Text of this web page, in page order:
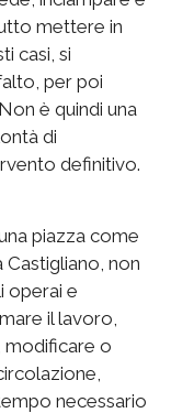
mettere in
casi, si
per poi
è quindi una
di
definitivo.
piazza come
non
operai e
il lavoro,
modificare o
necessario